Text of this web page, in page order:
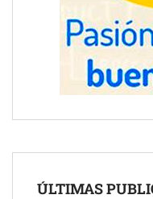
ÚLTIMAS